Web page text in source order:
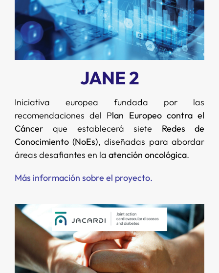
JANE 2
Iniciativa europea fundada por las
recomendaciones del Plan Europeo contra el
Cáncer que establecerá siete Redes de
Conocimiento (NoEs), diseñadas para abordar
áreas desafiantes en la atención oncológica.
Más información sobre el proyecto.